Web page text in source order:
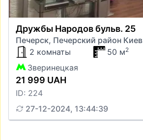
Дружбы Народов бульв. 25
Печерск, Печерский район Киев
2 комнаты
50 м2
Зверинецкая
21 999 UAH
ID: 224
27-12-2024, 13:44:39